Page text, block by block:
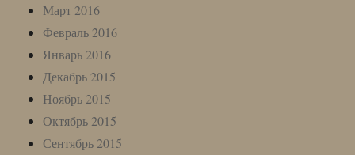
Март 2016
Февраль 2016
Январь 2016
Декабрь 2015
Ноябрь 2015
Октябрь 2015
Сентябрь 2015